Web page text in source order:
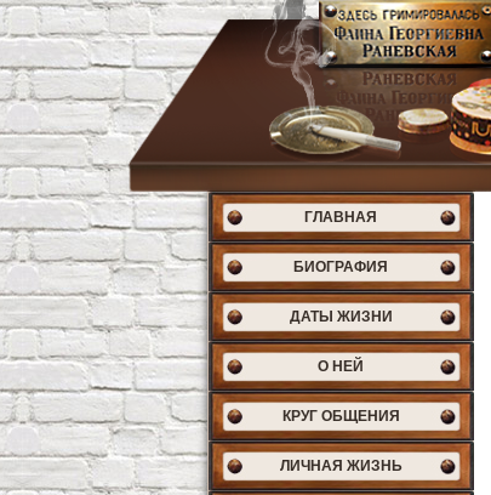
ГЛАВНАЯ
БИОГРАФИЯ
ДАТЫ ЖИЗНИ
О НЕЙ
КРУГ ОБЩЕНИЯ
ЛИЧНАЯ ЖИЗНЬ